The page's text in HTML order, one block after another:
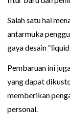
Salah satu hal
antarmuka
gaya desain
Pembaruan ini
yang dapat
memberikan
personal.